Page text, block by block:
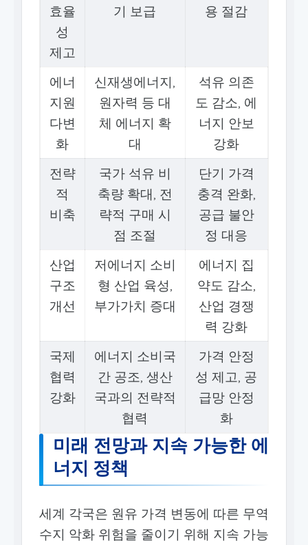
효율
성
제고
기 보급
용 절감
에너
지원
다변
화
신재생에너지,
원자력 등 대
체 에너지 확
대
석유 의존
도 감소, 에
너지 안보
강화
전략
적
비축
국가 석유 비
축량 확대, 전
략적 구매 시
점 조절
단기 가격
충격 완화,
공급 불안
정 대응
산업
구조
개선
저에너지 소비
형 산업 육성,
부가가치 증대
에너지 집
약도 감소,
산업 경쟁
력 강화
국제
협력
강화
에너지 소비국
간 공조, 생산
국과의 전략적
협력
가격 안정
성 제고, 공
급망 안정
화
미래 전망과 지속 가능한 에
너지 정책
세계 각국은 원유 가격 변동에 따른 무역
수지 악화 위험을 줄이기 위해 지속 가능